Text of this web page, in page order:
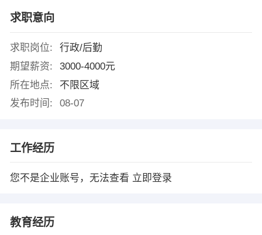
求职意向
求职岗位:
行政/后勤
期望薪资:
3000-4000元
所在地点:
不限区域
发布时间:
08-07
工作经历
您不是企业账号，无法查看 立即登录
教育经历